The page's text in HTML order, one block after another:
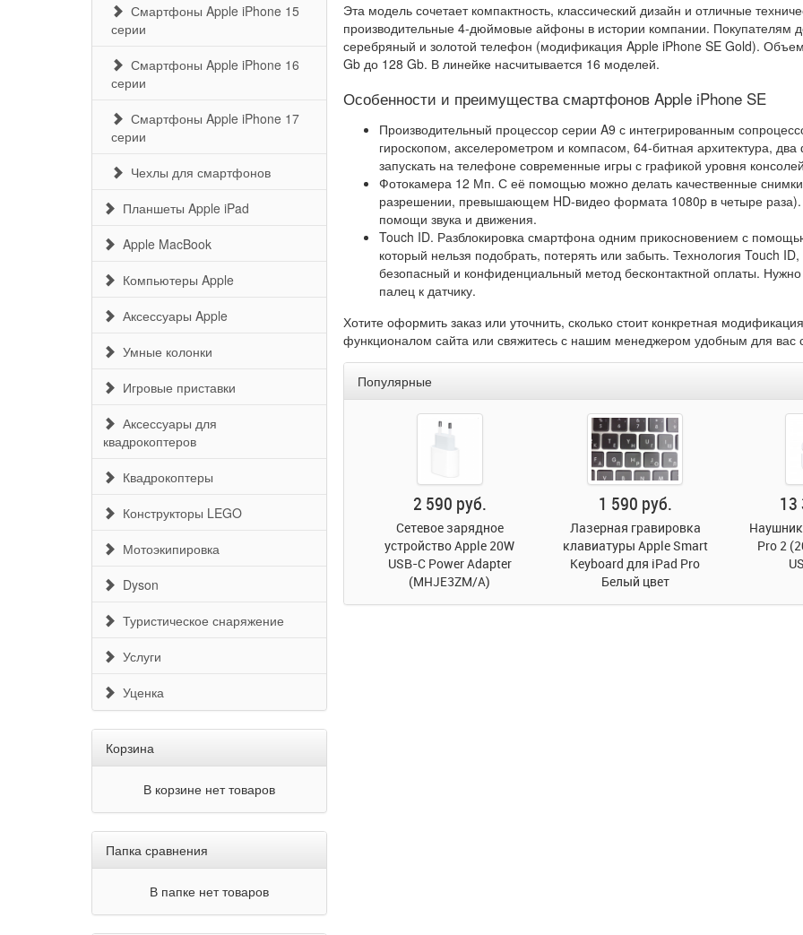
Смартфоны Apple iPhone 15
серии
Смартфоны Apple iPhone 16
серии
Смартфоны Apple iPhone 17
серии
Чехлы для смартфонов
Планшеты Apple iPad
Apple MacBook
Компьютеры Apple
Аксессуары Apple
Умные колонки
Игровые приставки
Аксессуары для
квадрокоптеров
Квадрокоптеры
Конструкторы LEGO
Мотоэкипировка
Dyson
Туристическое снаряжение
Услуги
Уценка
Корзина
В корзине нет товаров
Папка сравнения
В папке нет товаров
Эта модель сочетает компактность, классический дизайн и отличные
производительные 4-дюймовые айфоны в истории компании. Покупателям
серебряный и золотой телефон (модификация Apple iPhone SE Gold).
Gb до 128 Gb. В линейке насчитывается 16 моделей.
Особенности и преимущества смартфонов Apple iPhone SE
Производительный процессор серии A9 с интегрированным
гироскопом, акселерометром и компасом, 64-битная архитектура,
запускать на телефоне современные игры с графикой уровня
Фотокамера 12 Мп. С её помощью можно делать качественные
разрешении, превышающем HD-видео формата 1080p в четыре
помощи звука и движения.
Touch ID. Разблокировка смартфона одним прикосновением с
который нельзя подобрать, потерять или забыть. Технология Touch
безопасный и конфиденциальный метод бесконтактной оплаты.
палец к датчику.
Хотите оформить заказ или уточнить, сколько стоит конкретная
функционалом сайта или свяжитесь с нашим менеджером удобным для вас
Популярные
2 590 руб.
Сетевое зарядное
устройство Apple 20W
USB-C Power Adapter
(MHJE3ZM/A)
1 590 руб.
Лазерная гравировка
клавиатуры Apple Smart
Keyboard для iPad Pro
Белый цвет
13
Pro 2